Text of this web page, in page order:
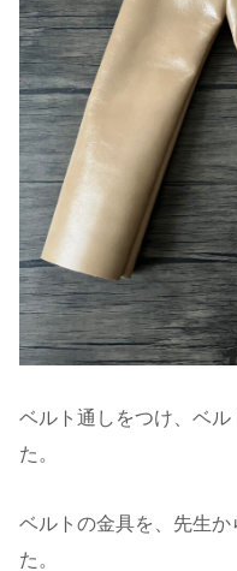
ベルト通しをつけ、ベ
た。
ベルトの金具を、先生
た。